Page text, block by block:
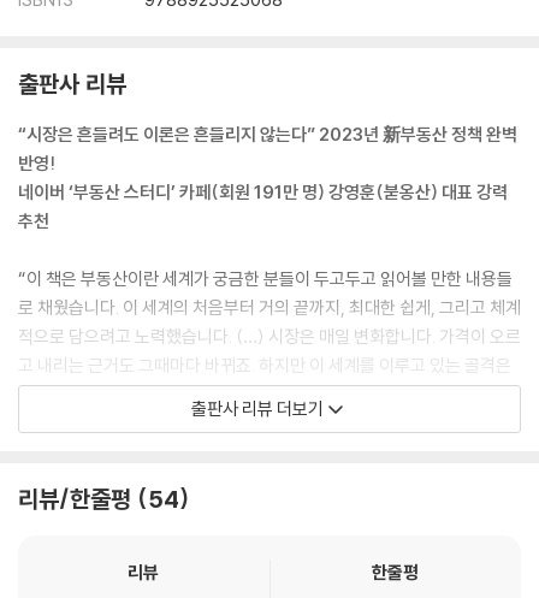
출판사 리뷰
“시장은 흔들려도 이론은 흔들리지 않는다” 2023년 新부동산 정책 완벽
반영!
네이버 ‘부동산 스터디’ 카페(회원 191만 명) 강영훈(붇옹산) 대표 강력
추천
“이 책은 부동산이란 세계가 궁금한 분들이 두고두고 읽어볼 만한 내용들
로 채웠습니다. 이 세계의 처음부터 거의 끝까지, 최대한 쉽게, 그리고 체계
적으로 담으려고 노력했습니다. (…) 시장은 매일 변화합니다. 가격이 오르
고 내리는 근거도 그때마다 바뀌죠. 하지만 이 세계를 이루고 있는 골격은
거의 바뀌지 않습니다. 제가 고민하고 눌러쓴 건 이 부분입니다.” _서문 중
기하기 위해, 미래에 다시 찾아서 읽어보아야 할 기록이다.”_추천의 글 중
출판사 리뷰 더보기
리뷰/한줄평 54
리뷰 한줄평